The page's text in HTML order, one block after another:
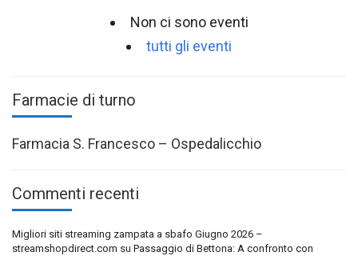
Non ci sono eventi
tutti gli eventi
Farmacie di turno
Farmacia S. Francesco – Ospedalicchio
Commenti recenti
Migliori siti streaming zampata a sbafo Giugno 2026 –
streamshopdirect.com su Passaggio di Bettona: A confronto con